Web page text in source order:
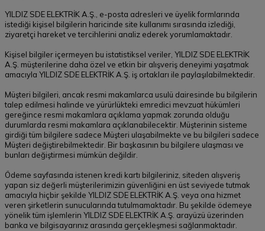
YILDIZ SDE ELEKTRİK A.Ş., e-posta adresleri ve üyelik formlarında
istediği kişisel bilgilerin haricinde site kullanımı sırasında izlediği,
ziyaretçi hareket ve tercihlerini analiz ederek yorumlamaktadır.
Kişisel bilgiler içermeyen bu istatistiksel veriler, YILDIZ SDE ELEKTRİK
A.Ş. müşterilerine daha özel ve etkin bir alışveriş deneyimi yaşatmak
amacıyla YILDIZ SDE ELEKTRİK A.Ş. iş ortakları ile paylaşılabilmektedir.
Müşteri bilgileri, ancak resmi makamlarca usulü dairesinde bu bilgilerin
talep edilmesi halinde ve yürürlükteki emredici mevzuat hükümleri
gereğince resmi makamlara açıklama yapmak zorunda olduğu
durumlarda resmi makamlara açıklanabilecektir. Müşterinin sisteme
girdiği tüm bilgilere sadece Müşteri ulaşabilmekte ve bu bilgileri sadece
Müşteri değiştirebilmektedir. Bir başkasının bu bilgilere ulaşması ve
bunları değiştirmesi mümkün değildir.
Ödeme sayfasında istenen kredi kartı bilgileriniz, siteden alışveriş
yapan siz değerli müşterilerimizin güvenliğini en üst seviyede tutmak
amacıyla hiçbir şekilde YILDIZ SDE ELEKTRİK A.Ş. veya ona hizmet
veren şirketlerin sunucularında tutulmamaktadır. Bu şekilde ödemeye
yönelik tüm işlemlerin YILDIZ SDE ELEKTRİK A.Ş. arayüzü üzerinden
banka ve bilgisayarınız arasında gerçekleşmesi sağlanmaktadır.